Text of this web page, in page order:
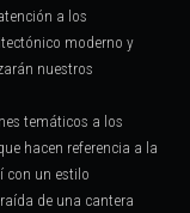
a los
moderno y
nuestros
temáticos a los
hacen referencia a la
con un estilo
de una cantera